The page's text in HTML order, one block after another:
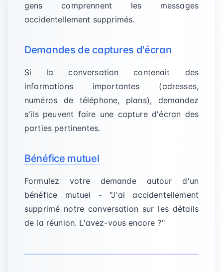
gens comprennent les messages
accidentellement supprimés.
Demandes de captures d'écran
Si la conversation contenait des
informations importantes (adresses,
numéros de téléphone, plans), demandez
s'ils peuvent faire une capture d'écran des
parties pertinentes.
Bénéfice mutuel
Formulez votre demande autour d'un
bénéfice mutuel - "J'ai accidentellement
supprimé notre conversation sur les détails
de la réunion. L'avez-vous encore ?"